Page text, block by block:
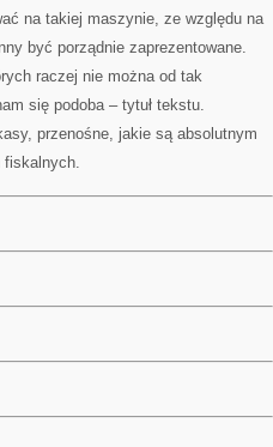
na takiej maszynie, ze względu na
być porządnie zaprezentowane.
raczej nie można od tak
się podoba – tytuł tekstu.
przenośne, jakie są absolutnym
fiskalnych.